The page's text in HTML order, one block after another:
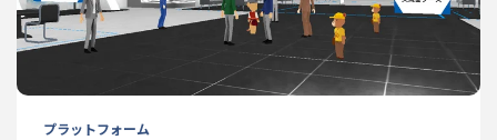
プラットフォーム